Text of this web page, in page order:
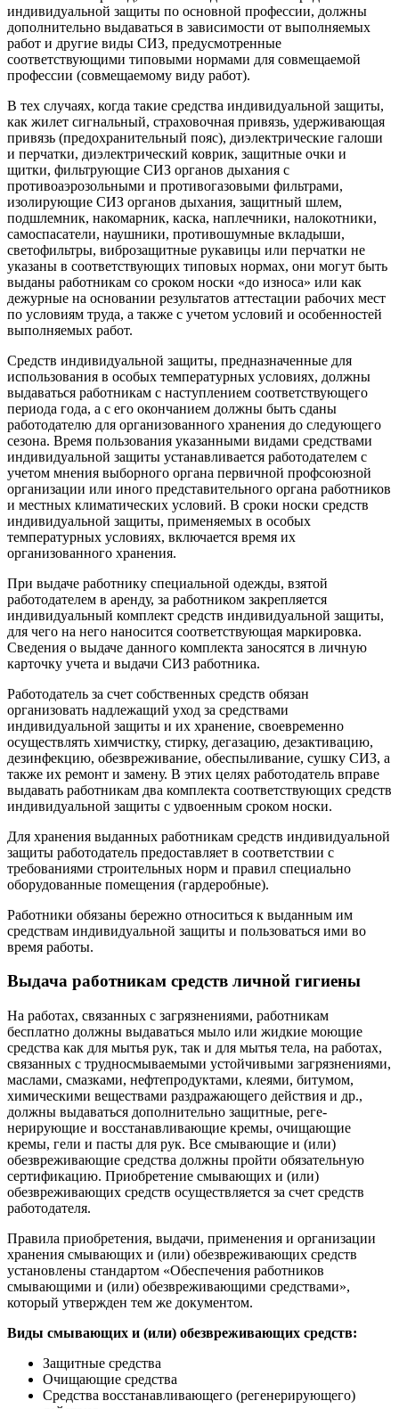
индивидуальной защиты по основной профессии, должны
дополнительно выдаваться в зависимости от выполняемых
работ и другие виды СИЗ, предусмотренные
соответствующими типовыми нормами для совмещаемой
профессии (совмещаемому виду работ).
В тех случаях, когда такие средства индивидуальной защиты,
как жилет сигнальный, страховочная привязь, удерживающая
привязь (предохранительный пояс), диэлектрические галоши
и перчатки, диэлектрический коврик, защитные очки и
щитки, фильтрующие СИЗ органов дыхания с
противоаэрозольными и противогазовыми фильтрами,
изолирующие СИЗ органов дыхания, защитный шлем,
подшлемник, накомарник, каска, наплечники, налокотники,
самоспасатели, наушники, противошумные вкладыши,
светофильтры, виброзащитные рукавицы или перчатки не
указаны в соответствующих типовых нормах, они могут быть
выданы работникам со сроком носки «до износа» или как
дежурные на основании результатов аттестации рабочих мест
по условиям труда, а также с учетом условий и особенностей
выполняемых работ.
Средств индивидуальной защиты, предназначенные для
использования в особых температурных условиях, должны
выдаваться работникам с наступлением соответствующего
периода года, а с его окончанием должны быть сданы
работодателю для организованного хранения до следующего
сезона. Время пользования указанными видами средствами
индивидуальной защиты устанавливается работодателем с
учетом мнения выборного органа первичной профсоюзной
организации или иного представительного органа работников
и местных климатических условий. В сроки носки средств
индивидуальной защиты, применяемых в особых
температурных условиях, включается время их
организованного хранения.
При выдаче работнику специальной одежды, взятой
работодателем в аренду, за работником закрепляется
индивидуальный комплект средств индивидуальной защиты,
для чего на него наносится соответствующая маркировка.
Све­дения о выдаче данного комплекта заносятся в личную
карточку учета и выдачи СИЗ работника.
Работодатель за счет собственных средств обязан
организовать надлежащий уход за средствами
индивидуальной защиты и их хранение, своевременно
осуществлять химчистку, стирку, дегазацию, дезактивацию,
дезинфекцию, обезвре­живание, обеспыливание, сушку СИЗ, а
также их ремонт и замену. В этих целях работодатель вправе
выдавать работникам два комплекта соответствующих средств
индивидуальной защиты с удвоенным сроком носки.
Для хранения выданных работникам средств индивидуальной
защиты работодатель предоставляет в соответствии с
требованиями строительных норм и правил специально
оборудованные помещения (гардеробные).
Работники обязаны бережно относиться к выданным им
средствам индивидуальной защиты и пользоваться ими во
время работы.
Выдача работникам средств личной гигиены
На работах, связанных с загрязнениями, работникам
бесплатно должны выдаваться мыло или жидкие моющие
средства как для мытья рук, так и для мытья тела, на работах,
связанных с трудносмываемыми устойчивыми загрязнениями,
маслами, смазками, нефтепродук­тами, клеями, битумом,
химическими веществами раздражающего действия и др.,
должны выдаваться дополнительно защитные, реге­
нерирующие и восстанавливающие кремы, очищающие
кремы, гели и пасты для рук. Все смывающие и (или)
обезвреживающие средства должны пройти обязательную
сертификацию. Приобретение смывающих и (или)
обезвреживающих средств осуществляется за счет средств
работодателя.
Правила приобретения, выдачи, применения и организации
хранения смывающих и (или) обезвреживающих средств
установлены стандартом «Обеспечения работников
смывающими и (или) обезвре­живающими средствами»,
который утвержден тем же документом.
Виды смывающих и (или) обезвреживающих средств:
Защитные средства
Очищающие средства
Средства восстанавли­вающего (регенерирующего)